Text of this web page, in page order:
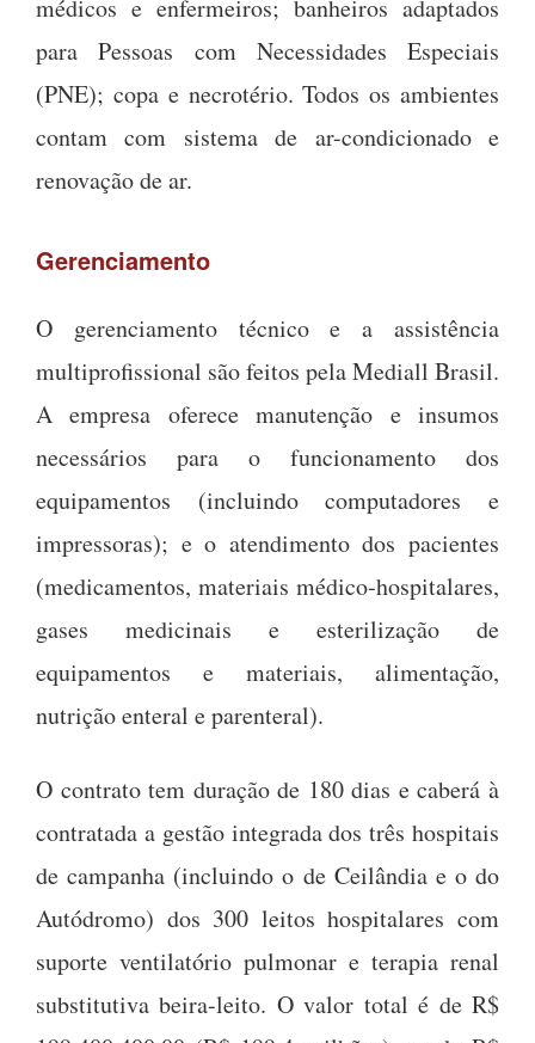
médicos e enfermeiros; banheiros adaptados
para Pessoas com Necessidades Especiais
(PNE); copa e necrotério. Todos os ambientes
contam com sistema de ar-condicionado e
renovação de ar.
Gerenciamento
O gerenciamento técnico e a assistência
multiprofissional são feitos pela Mediall Brasil.
A empresa oferece manutenção e insumos
necessários para o funcionamento dos
equipamentos (incluindo computadores e
impressoras); e o atendimento dos pacientes
(medicamentos, materiais médico-hospitalares,
gases medicinais e esterilização de
equipamentos e materiais, alimentação,
nutrição enteral e parenteral).
O contrato tem duração de 180 dias e caberá à
contratada a gestão integrada dos três hospitais
de campanha (incluindo o de Ceilândia e o do
Autódromo) dos 300 leitos hospitalares com
suporte ventilatório pulmonar e terapia renal
substitutiva beira-leito. O valor total é de R$